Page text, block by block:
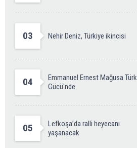
03 Nehir Deniz, Türkiye ikincisi
04
Emmanuel Ernest Mağusa Türk
Gücü'nde
05
Lefkoşa’da ralli heyecanı
yaşanacak